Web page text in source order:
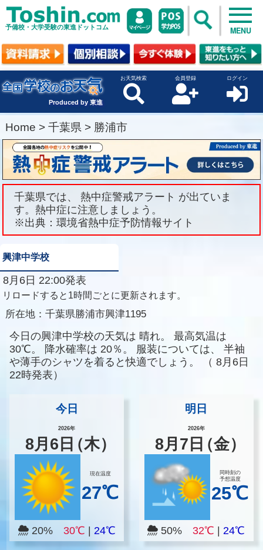
予備校・大学受験の東進ドットコム MENU
Produced by 東進
お天気検索 会員登録 ログイン
Home > 千葉県 > 勝浦市
千葉県では、 熱中症警戒アラート が出ていま
す。熱中症に注意しましょう。
※出典：環境省熱中症予防情報サイト
興津中学校
8月6日 22:00発表
リロードすると1時間ごとに更新されます。
所在地： 千葉県勝浦市興津1195
今日の興津中学校の天気は 晴れ。
最高気温は
30℃。
降水確率は 20％。 服装については、
半袖
や薄手のシャツを着ると快適でしょう。
（ 8月6日
22時発表）
今日
2026年
8月 6 日（木）
現在温度
27℃
20% 30℃ 24℃
明日
2026年
8月 7 日（金）
同時刻の
予想温度
25℃
50%32℃ |24℃